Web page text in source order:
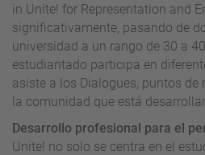
in Unite! for Representation and
significativamente, pasando de
universidad a un rango de 30 a
estudiantado participa en
asiste a los Dialogues, puntos de
la comunidad que está
Desarrollo profesional para el
Unite! no solo se centra en el